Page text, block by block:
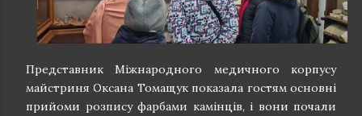
Представник Міжнародного медичного корпусу
майстриня Оксана Томащук показала гостям основні
прийоми розпису фарбами камінців, і вони почали